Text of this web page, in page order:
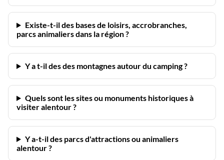
Existe-t-il des bases de loisirs, accrobranches,
parcs animaliers dans la région ?
Y a t-il des des montagnes autour du camping ?
Quels sont les sites ou monuments historiques à
visiter alentour ?
Y a-t-il des parcs d'attractions ou animaliers
alentour ?